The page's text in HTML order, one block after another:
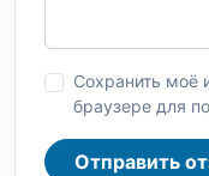
Сохранить моё
браузере для